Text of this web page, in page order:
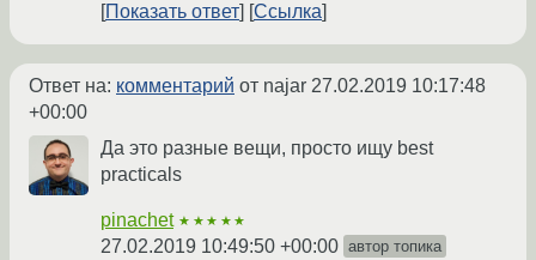
Показать ответ Ссылка
Ответ на: комментарий от najar 27.02.2019 10:17:48
+00:00
Да это разные вещи, просто ищу best
practicals
pinachet ★★★★★
27.02.2019 10:49:50 +00:00 автор топика